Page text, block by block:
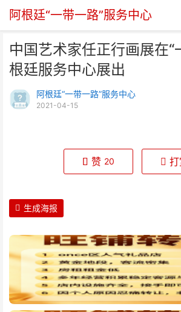
阿根廷“一带一路”服务中心
中国艺术家任正行画展在“
根廷服务中心展出
阿根廷“一带一路”服务中心
2021-04-15
路”阿根廷服务中心展出
赞 20 打
生成海报